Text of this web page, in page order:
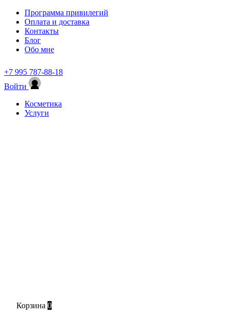
Программа привилегий
Оплата и доставка
Контакты
Блог
Обо мне
+7 995 787-88-18
Войти
Косметика
Услуги
Корзина 0